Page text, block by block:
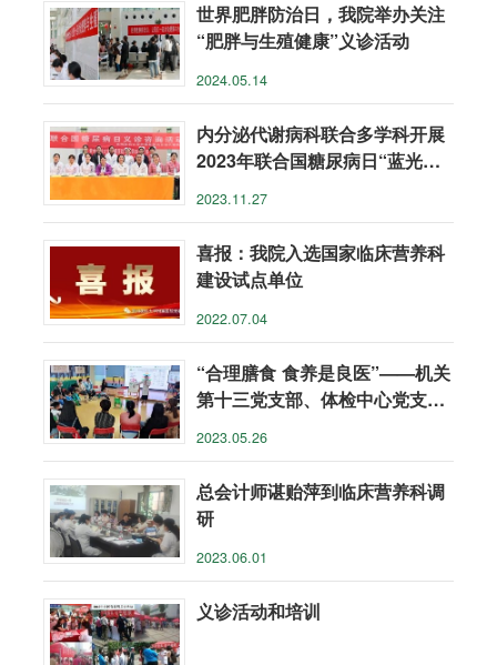
世界肥胖防治日，我院举办关注
“肥胖与生殖健康”义诊活动
2024.05.14
内分泌代谢病科联合多学科开展
2023年联合国糖尿病日“蓝光行
2023.11.27
喜报：我院入选国家临床营养科
建设试点单位
2022.07.04
“合理膳食 食养是良医”——机关
第十三党支部、体检中心党支
2023.05.26
总会计师谌贻萍到临床营养科调
研
2023.06.01
义诊活动和培训